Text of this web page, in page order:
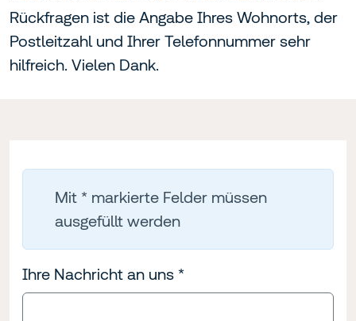
Rückfragen ist die Angabe Ihres Wohnorts, der
Postleitzahl und Ihrer Telefonnummer sehr
hilfreich. Vielen Dank.
Mit * markierte Felder müssen
ausgefüllt werden
Ihre Nachricht an uns *